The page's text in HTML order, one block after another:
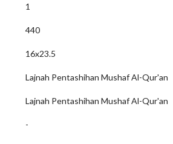
1
440
16x23.5
Lajnah Pentashihan Mushaf Al-Qur'an
Lajnah Pentashihan Mushaf Al-Qur'an
-